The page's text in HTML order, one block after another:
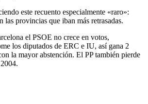
este recuento especialmente «raro»:
las provincias que iban más retrasadas.
el PSOE no crece en votos,
los diputados de ERC e IU, así gana 2
la mayor abstención. El PP también pierde